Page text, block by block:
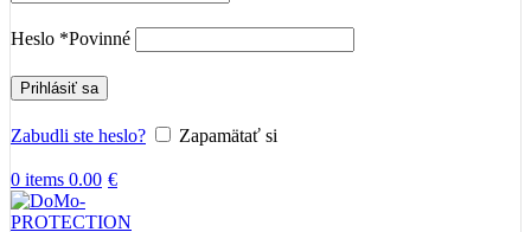
Heslo *Povinné
Prihlásiť sa
Zabudli ste heslo? Zapamätať si
0 items 0.00 €